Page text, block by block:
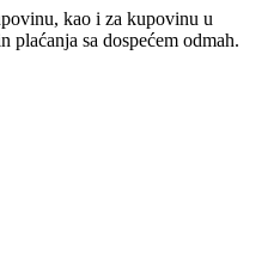
kao i za kupovinu u
plaćanja sa dospećem odmah.